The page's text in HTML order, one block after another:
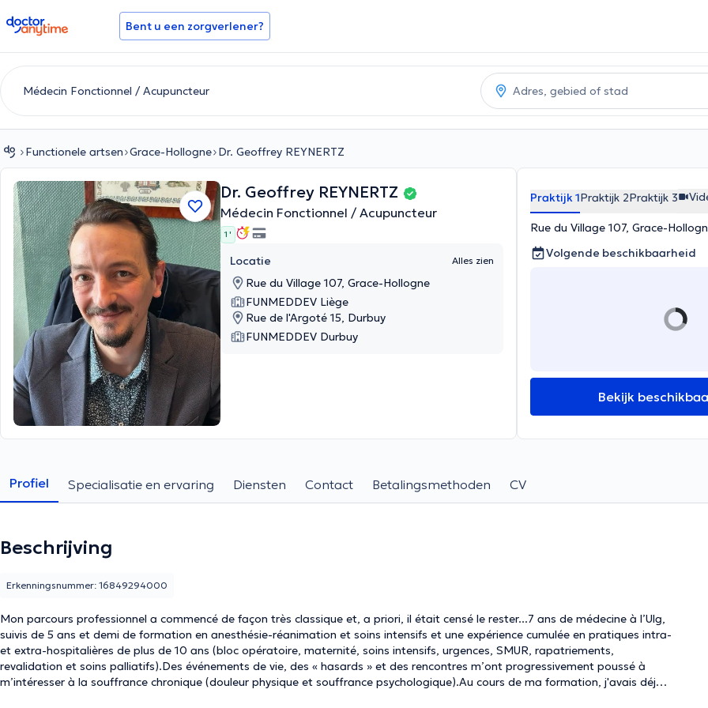
doctoranytime Bent u een zorgverlener?
Functionele artsen Grace-Hollogne Dr. Geoffrey REYNERTZ
Dr. Geoffrey REYNERTZ
Médecin Fonctionnel / Acupuncteur
1 '
Locatie Alles zien
Rue du Village 107, Grace-Hollogne
FUNMEDDEV Liège
Rue de l'Argoté 15, Durbuy
FUNMEDDEV Durbuy
Praktijk 1Praktijk 2Praktijk 3
Rue du Village 107, Grace-
Volgende beschikbaarheid
Bekijk
Profiel Specialisatie en ervaring Diensten Contact Betalingsmethoden CV
Beschrijving
Mon parcours professionnel a commencé de façon très classique et, a priori, il était censé le rester...7 ans de médecine à l’Ulg,
suivis de 5 ans et demi de formation en anesthésie-réanimation et soins intensifs et une expérience cumulée en pratiques intra-
et extra-hospitalières de plus de 10 ans (bloc opératoire, maternité, soins intensifs, urgences, SMUR, rapatriements,
revalidation et soins palliatifs).Des événements de vie, des « hasards » et des rencontres m’ont progressivement poussé à
m’intéresser à la souffrance chronique (douleur physique et souffrance psychologique).Au cours de ma formation, j'avais déjà
Erkenningsnummer: 16849294000